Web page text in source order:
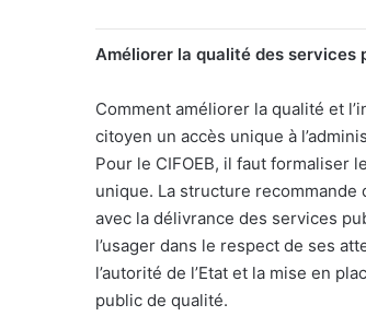
Améliorer la qualité des services
Comment améliorer la qualité et
citoyen un accès unique à
Pour le CIFOEB, il faut formaliser
unique. La structure recommande
avec la délivrance des services
l’usager dans le respect de ses
l’autorité de l’Etat et la mise en
public de qualité.